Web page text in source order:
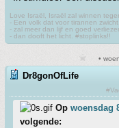
Love Israël, Israël zal winnen
- Een volk dat voor tirannen zwicht,
- zal meer dan lijf en goed
- dan dooft het licht. #stoplinks!!
•
Dr8gonOfLife
Op woensdag
volgende: